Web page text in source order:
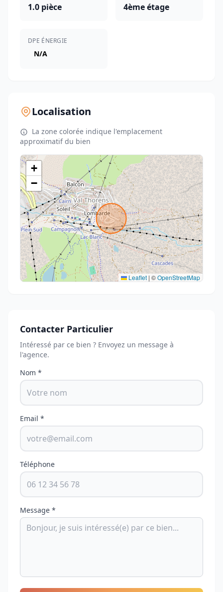
1.0 pièce 4ème étage
DPE ÉNERGIE
N/A
Localisation
La zone colorée indique l'emplacement
approximatif du bien
+
−
Leaflet | ©OpenStreetMap
Contacter Particulier
Intéressé par ce bien ? Envoyez un message à
l'agence.
Nom *
Email *
Téléphone
Message *